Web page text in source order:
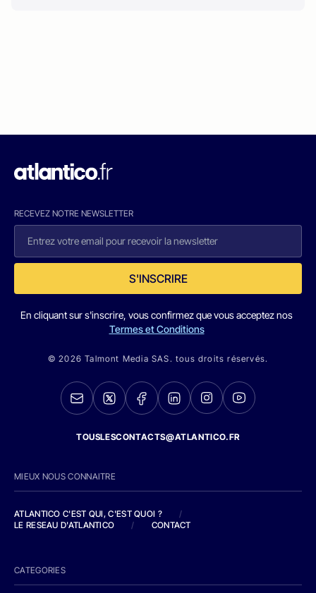
RECEVEZ NOTRE NEWSLETTER
S'INSCRIRE
En cliquant sur s'inscrire, vous confirmez que vous acceptez nos
Termes et Conditions
© 2026 Talmont Media SAS. tous droits réservés.
TOUSLESCONTACTS@ATLANTICO.FR
MIEUX NOUS CONNAITRE
ATLANTICO C'EST QUI, C'EST QUOI ?
/
LE RESEAU D'ATLANTICO
/ CONTACT
CATEGORIES